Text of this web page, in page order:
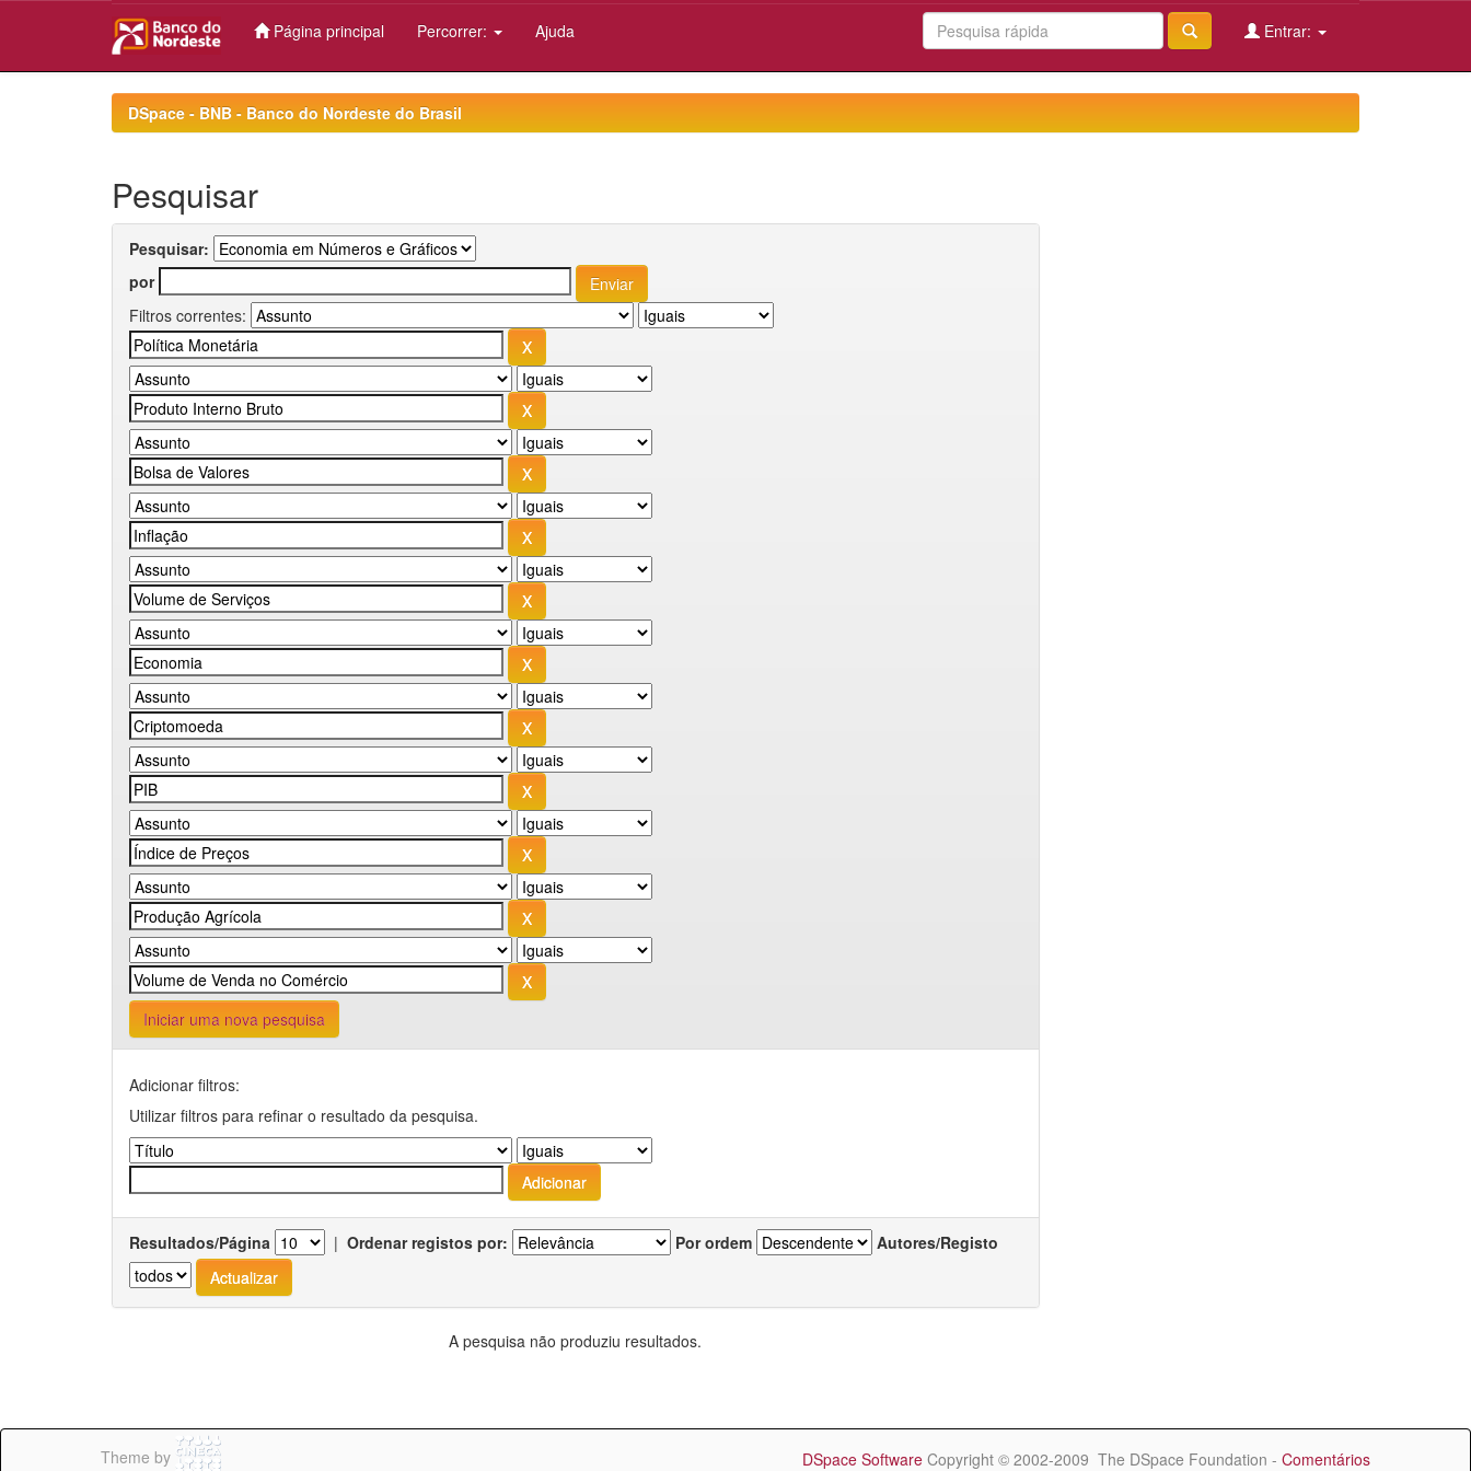
Página principal Percorrer: Ajuda Entrar:
DSpace - BNB - Banco do Nordeste do Brasil
Pesquisar
Pesquisar:
por
Filtros correntes:
Iniciar uma nova pesquisa
Adicionar filtros:
Utilizar filtros para refinar o resultado da pesquisa.
Resultados/Página | Ordenar registos por: Por ordem Autores/Registo
A pesquisa não produziu resultados.
Theme by DSpace Software Copyright © 2002-2009 The DSpace Foundation - Comentários